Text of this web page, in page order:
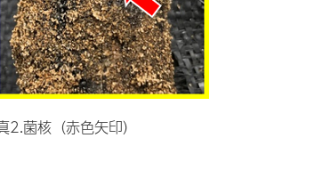
2.菌核（赤色矢印）